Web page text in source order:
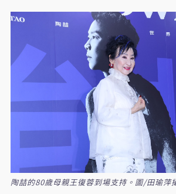
陶喆的80歲母親王復蓉到場支持。圖/田瑜萍